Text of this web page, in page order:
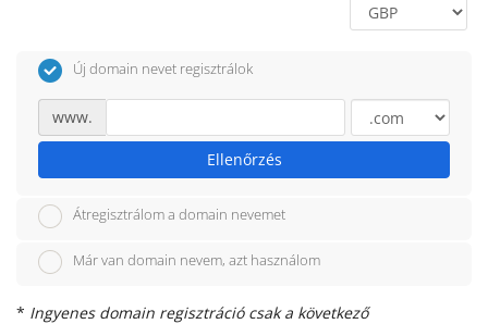
Új domain nevet regisztrálok
www.
Ellenőrzés
Átregisztrálom a domain nevemet
Már van domain nevem, azt használom
* Ingyenes domain regisztráció csak a következő